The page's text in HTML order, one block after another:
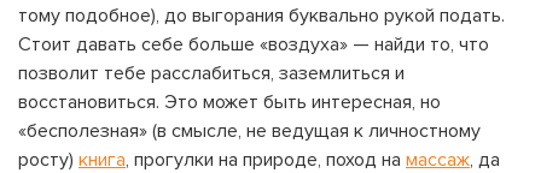
тому подобное), до выгорания буквально рукой подать.
Стоит давать себе больше «воздуха» — найди то, что
позволит тебе расслабиться, заземлиться и
восстановиться. Это может быть интересная, но
«бесполезная» (в смысле, не ведущая к личностному
росту) книга, прогулки на природе, поход на массаж, да